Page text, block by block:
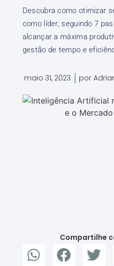
Descubra como otimizar
como líder, seguindo 7
alcançar a máxima
gestão de tempo e
maio 31, 2023 por
Compartilhe